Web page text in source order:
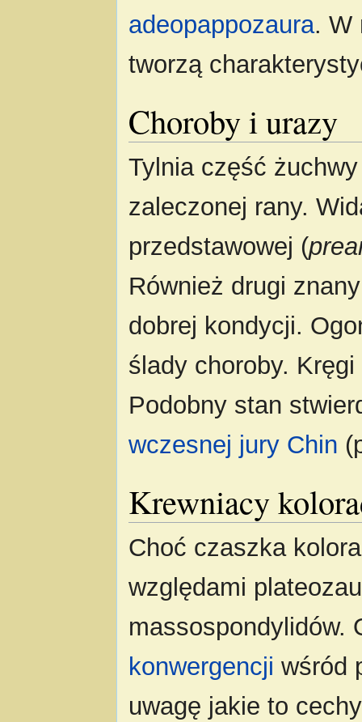
adeopappozaura. W
tworzą
Choroby i urazy
Tylnia część
zaleczonej rany.
przedstawowej (
Również drugi
dobrej kondycji.
ślady choroby.
Podobny stan
wczesnej jury Chin
Krewniacy
Choć czaszka
względami
massospondylidów.
konwergencji wśród
uwagę jakie to